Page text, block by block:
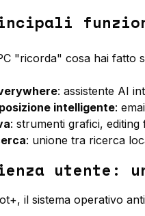
"ricorda" cosa hai fatto
: assistente AI
intelligente:
: strumenti grafici,
: unione tra ricerca
utente:
il sistema operativo